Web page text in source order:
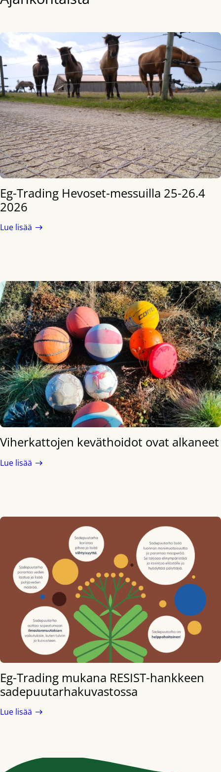
Eg-Trading Hevoset-messuilla 25-26.4
2026
Lue lisää
Viherkattojen keväthoidot ovat alkaneet
Lue lisää
Eg-Trading mukana RESIST-hankkeen
sadepuutarhakuvastossa
Lue lisää